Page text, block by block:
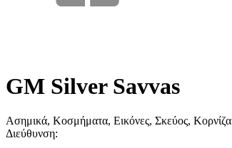
GM Silver Savvas
Ασημικά, Κοσμήματα, Εικόνες, Σκεύος, Κορνίζα
Διεύθυνση: